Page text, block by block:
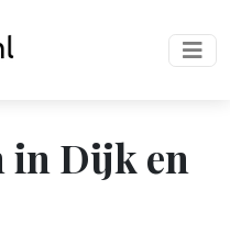
in Dijk en